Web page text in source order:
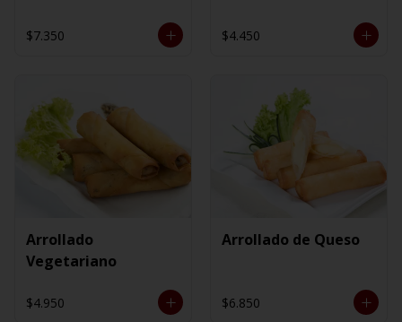
$7.350 $4.450
Arrollado
Vegetariano
$4.950
Arrollado de Queso
$6.850